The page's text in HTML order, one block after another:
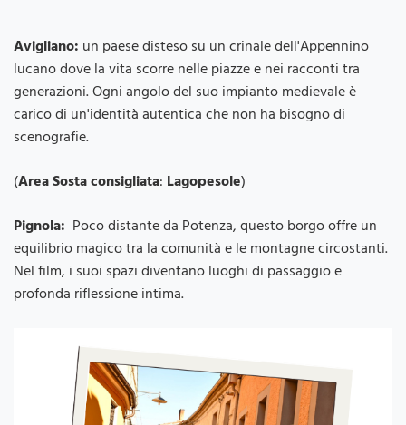
Avigliano: un paese disteso su un crinale dell'Appennino
lucano dove la vita scorre nelle piazze e nei racconti tra
generazioni. Ogni angolo del suo impianto medievale è
carico di un'identità autentica che non ha bisogno di
scenografie.
(Area Sosta consigliata: Lagopesole)
Pignola: Poco distante da Potenza, questo borgo offre un
equilibrio magico tra la comunità e le montagne circostanti.
Nel film, i suoi spazi diventano luoghi di passaggio e
profonda riflessione intima.